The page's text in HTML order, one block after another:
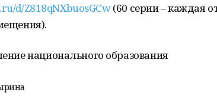
d/Z818qNXbuosGCw(60 серии – каждая
национального образования